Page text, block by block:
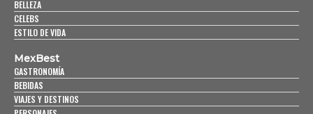
BELLEZA
CELEBS
ESTILO DE VIDA
MexBest
GASTRONOMÍA
BEBIDAS
VIAJES Y DESTINOS